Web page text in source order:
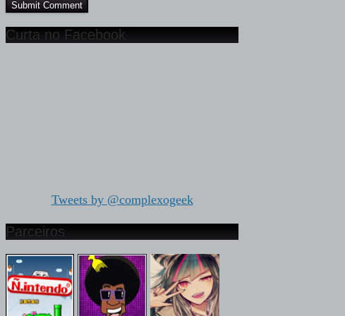
Curta no Facebook
Tweets by @complexogeek
Parceiros